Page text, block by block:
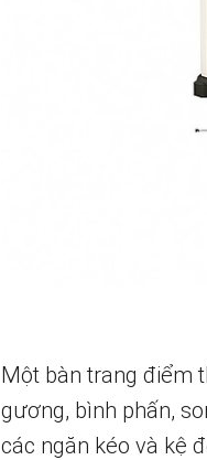
Một bàn trang điểm
gương, bình phấn,
các ngăn kéo và kệ